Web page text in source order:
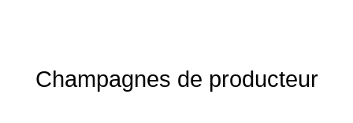
Champagnes de producteur